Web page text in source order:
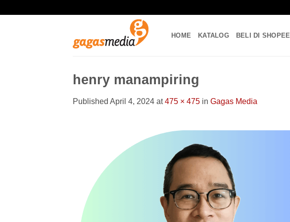
HOME KATALOG BELI DI SHOPEE
henry manampiring
Published April 4, 2024 at475 × 475 in Gagas Media